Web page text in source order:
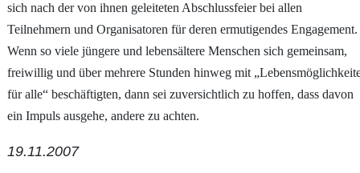
sich nach der von ihnen geleiteten Abschlussfeier bei allen
Teilnehmern und Organisatoren für deren ermutigendes Engagement.
Wenn so viele jüngere und lebensältere Menschen sich gemeinsam,
freiwillig und über mehrere Stunden hinweg mit
für alle“ beschäftigten, dann sei zuversichtlich zu hoffen, dass davon
ein Impuls ausgehe, andere zu achten.
19.11.2007